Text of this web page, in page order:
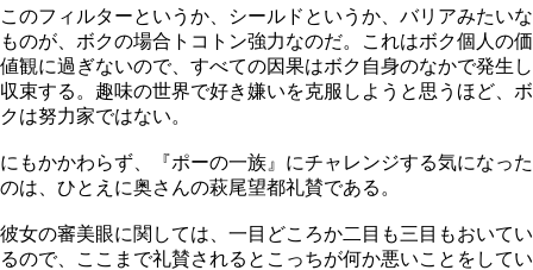
このフィルターというか、シールドというか、バリアみたいな
ものが、ボクの場合トコトン強力なのだ。これはボク個人の価
値観に過ぎないので、すべての因果はボク自身のなかで発生し
収束する。趣味の世界で好き嫌いを克服しようと思うほど、ボ
クは努力家ではない。
にもかかわらず、『ポーの一族』にチャレンジする気になった
のは、ひとえに奥さんの萩尾望都礼賛である。
彼女の審美眼に関しては、一目どころか二目も三目もおいてい
るので、ここまで礼賛されるとこっちが何か悪いことをしてい